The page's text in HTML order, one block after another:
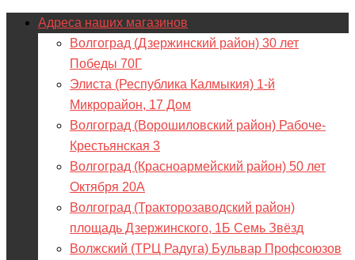
Адреса наших магазинов
Волгоград (Дзержинский район) 30 лет
Победы 70Г
Элиста (Республика Калмыкия) 1-й
Микрорайон, 17 Дом
Волгоград (Ворошиловский район) Рабоче-
Крестьянская 3
Волгоград (Красноармейский район) 50 лет
Октября 20А
Волгоград (Тракторозаводский район)
площадь Дзержинского, 1Б Семь Звёзд
Волжский (ТРЦ Радуга) Бульвар Профсоюзов